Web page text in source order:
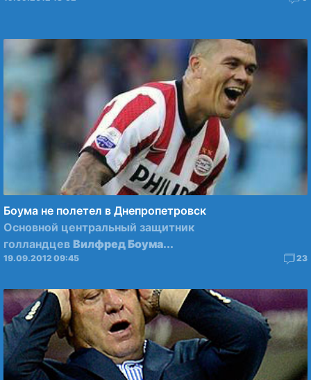
Боума не полетел в Днепропетровск
Основной центральный защитник
голландцев Вилфред Боума...
19.09.2012 09:45 23